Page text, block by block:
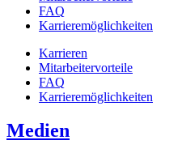
FAQ
Karrieremöglichkeiten
Karrieren
Mitarbeitervorteile
FAQ
Karrieremöglichkeiten
Medien